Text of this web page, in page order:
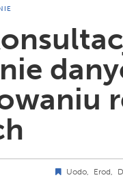
Uodo, Erod,